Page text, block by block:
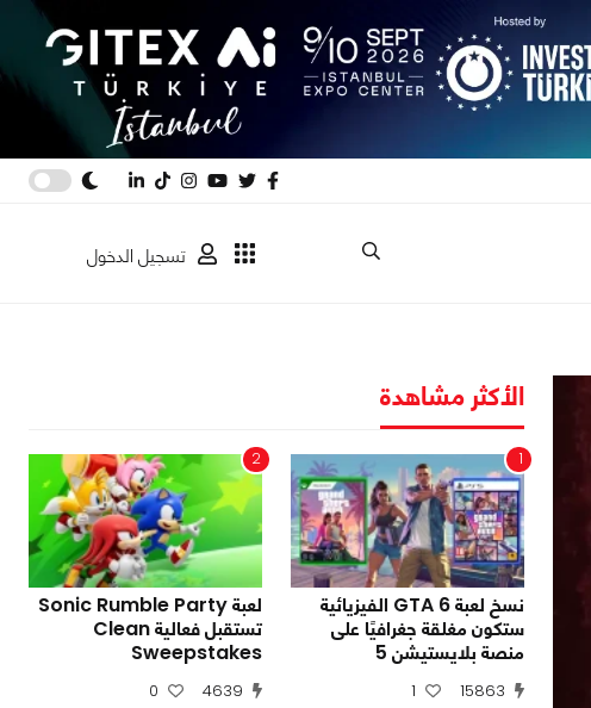
تسجيل الدخول
الأكثر مشاهدة
1
نسخ لعبة GTA 6 الفيزيائية
ستكون مغلقة جغرافيًا على
منصة بلايستيشن 5
15863
1
2
لعبة Sonic Rumble Party
تستقبل فعالية Clean
Sweepstakes
4639
0